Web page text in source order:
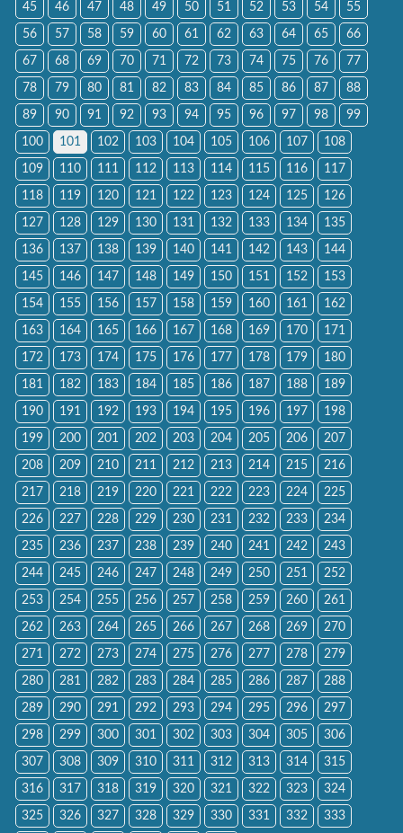
45 46 47 48 49 50 51 52 53 54 55
56 57 58 59 60 61 62 63 64 65 66
67 68 69 70 71 72 73 74 75 76 77
78 79 80 81 82 83 84 85 86 87 88
89 90 91 92 93 94 95 96 97 98 99
100 101 102 103 104 105 106 107 108
109 110 111 112 113 114 115 116 117
118 119 120 121 122 123 124 125 126
127 128 129 130 131 132 133 134 135
136 137 138 139 140 141 142 143 144
145 146 147 148 149 150 151 152 153
154 155 156 157 158 159 160 161 162
163 164 165 166 167 168 169 170 171
172 173 174 175 176 177 178 179 180
181 182 183 184 185 186 187 188 189
190 191 192 193 194 195 196 197 198
199 200 201 202 203 204 205 206 207
208 209 210 211 212 213 214 215 216
217 218 219 220 221 222 223 224 225
226 227 228 229 230 231 232 233 234
235 236 237 238 239 240 241 242 243
244 245 246 247 248 249 250 251 252
253 254 255 256 257 258 259 260 261
262 263 264 265 266 267 268 269 270
271 272 273 274 275 276 277 278 279
280 281 282 283 284 285 286 287 288
289 290 291 292 293 294 295 296 297
298 299 300 301 302 303 304 305 306
307 308 309 310 311 312 313 314 315
316 317 318 319 320 321 322 323 324
325 326 327 328 329 330 331 332 333